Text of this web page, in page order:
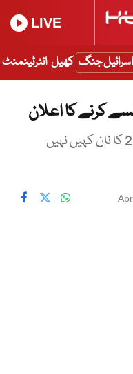
LIVE
اسرائیل جنگ کھیل انٹرٹینمنٹ
کرنے کا اعلان
غریب عوام کو 16روپے کی روٹی اور 20 کا نان کہیں نہیں